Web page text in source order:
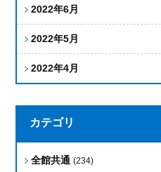
2022年6月
2022年5月
2022年4月
カテゴリ
全館共通(234)